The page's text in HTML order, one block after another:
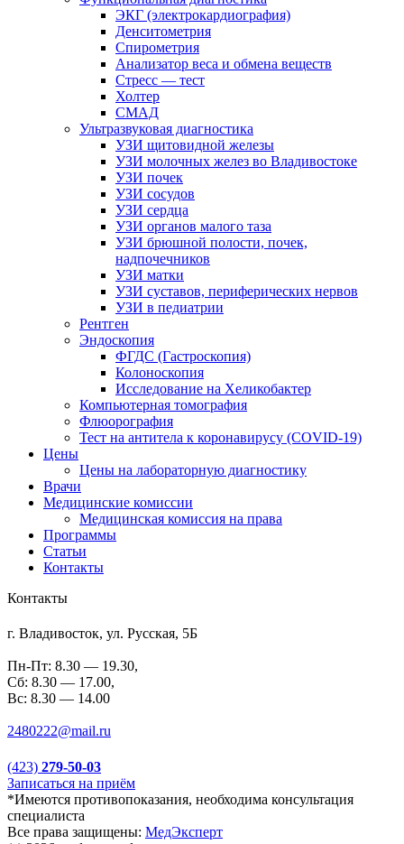
ЭКГ (электрокардиография)
Денситометрия
Спирометрия
Анализатор веса и обмена веществ
Стресс — тест
Холтер
СМАД
Ультразвуковая диагностика
УЗИ щитовидной железы
УЗИ молочных желез во Владивостоке
УЗИ почек
УЗИ сосудов
УЗИ сердца
УЗИ органов малого таза
УЗИ брюшной полости, почек,
надпочечников
УЗИ матки
УЗИ суставов, периферических нервов
УЗИ в педиатрии
Рентген
Эндоскопия
ФГДС (Гастроскопия)
Колоноскопия
Исследование на Хеликобактер
Компьютерная томография
Флюорография
Тест на антитела к коронавирусу (COVID-19)
Цены
Цены на лабораторную диагностику
Врачи
Медицинские комиссии
Медицинская комиссия на права
Программы
Статьи
Контакты
Контакты
г. Владивосток, ул. Русская, 5Б
Пн-Пт: 8.30 — 19.30,
Сб: 8.30 — 17.00,
Вс: 8.30 — 14.00
2480222@mail.ru
(423) 279-50-03
Записаться на приём
*Имеются противопоказания, необходима консультация
специалиста
Все права защищены: МедЭксперт